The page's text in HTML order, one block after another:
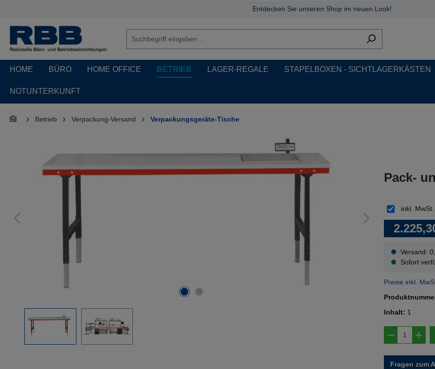
Entdecken Sie unseren Shop im neuen Look!
HOME BÜRO HOME OFFICE BETRIEB LAGER-REGALE STAPELBOXEN - SICHTLAGERKÄSTEN
NOTUNTERKUNFT
Betrieb Verpackung-Versand Verpackungsgeräte-Tische
Pack-
Versand:
Sofort
inkl. MwSt.
Preise inkl.
Inhalt: 1
Produkt
Fragen zum